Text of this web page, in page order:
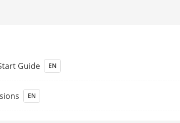
Guide EN
EN